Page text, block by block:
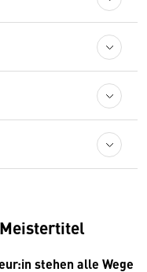
stehen alle Wege